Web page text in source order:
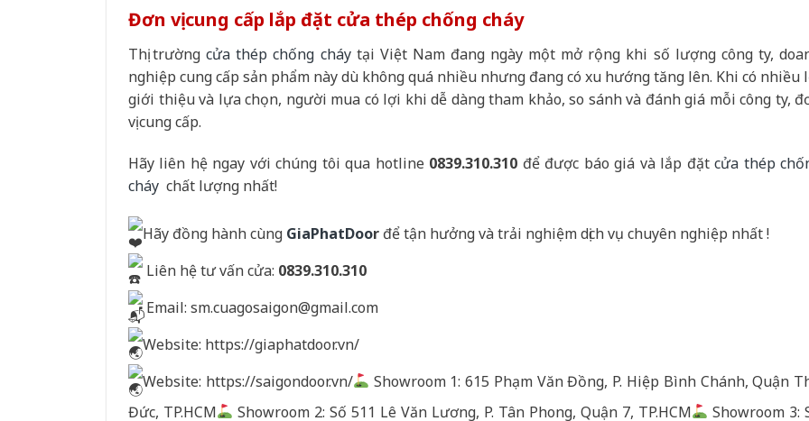
Đơn vị cung cấp lắp đặt cửa thép chống cháy
Thị trườngcửa thép chống cháytại Việt Nam đang ngày một mở rộng khi số lượng công ty,
nghiệp cung cấp sản phẩm này dù không quá nhiều nhưng đang có xu hướng tăng lên. Khi có nhiều
giới thiệu và lựa chọn, người mua có lợi khi dễ dàng tham khảo, so sánh và đánh giá mỗi công ty,
vị cung cấp.
Hãy liên hệ ngay với chúng tôi qua hotline 0839.310.310 để được báo giá và lắp đặtcửa thép
cháy chất lượng nhất!
Hãy đồng hành cùng GiaPhatDoor để tận hưởng và trải nghiệm dịch vụ chuyên nghiệp nhất !
Liên hệ tư vấn cửa: 0839.310.310
Email: sm.cuagosaigon@gmail.com
Website: https://giaphatdoor.vn/
Website: https://saigondoor.vn/
Showroom 1: 615 Phạm Văn Đồng, P. Hiệp Bình Chánh, Quận
Đức, TP.HCM
Showroom 2: Số 511 Lê Văn Lương, P. Tân Phong, Quận 7, TP.HCM Showroom 3: